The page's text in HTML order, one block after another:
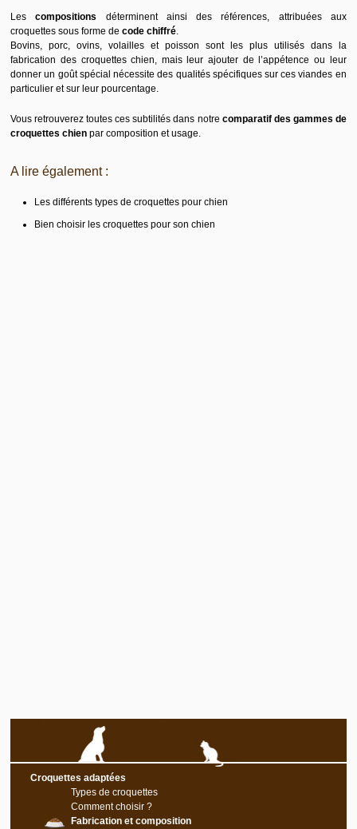
Lescompositions
déterminent ainsi des références, attribuées aux
croquettes sous forme decode chiffré.
Bovins, porc, ovins, volailles et poisson sont les plus utilisés dans la
fabrication des croquettes chien, mais leur ajouter de l’appétence ou leur
donner un goût spécial nécessite des qualités spécifiques sur ces viandes en
particulier et sur leur pourcentage.
Vous retrouverez toutes ces subtilités dans notre comparatif des gammes de
croquettes chien par composition et usage.
A lire également :
Les différents types de croquettes pour chien
Bien choisir les croquettes pour son chien
Croquettes adaptées
Types de croquettes
Comment choisir ?
Fabrication et composition